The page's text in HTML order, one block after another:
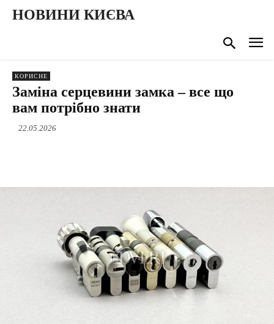
НОВИНИ КИЄВА
КОРИСНЕ
Заміна серцевини замка – все що
вам потрібно знати
22.05.2026